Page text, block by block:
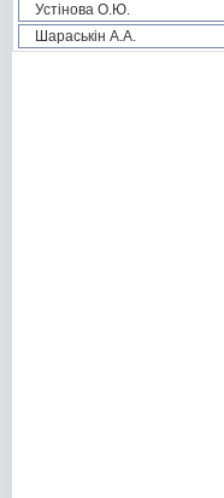
Устінова О.Ю.
Шараськін А.А.